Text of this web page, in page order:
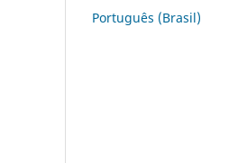
Português (Brasil)